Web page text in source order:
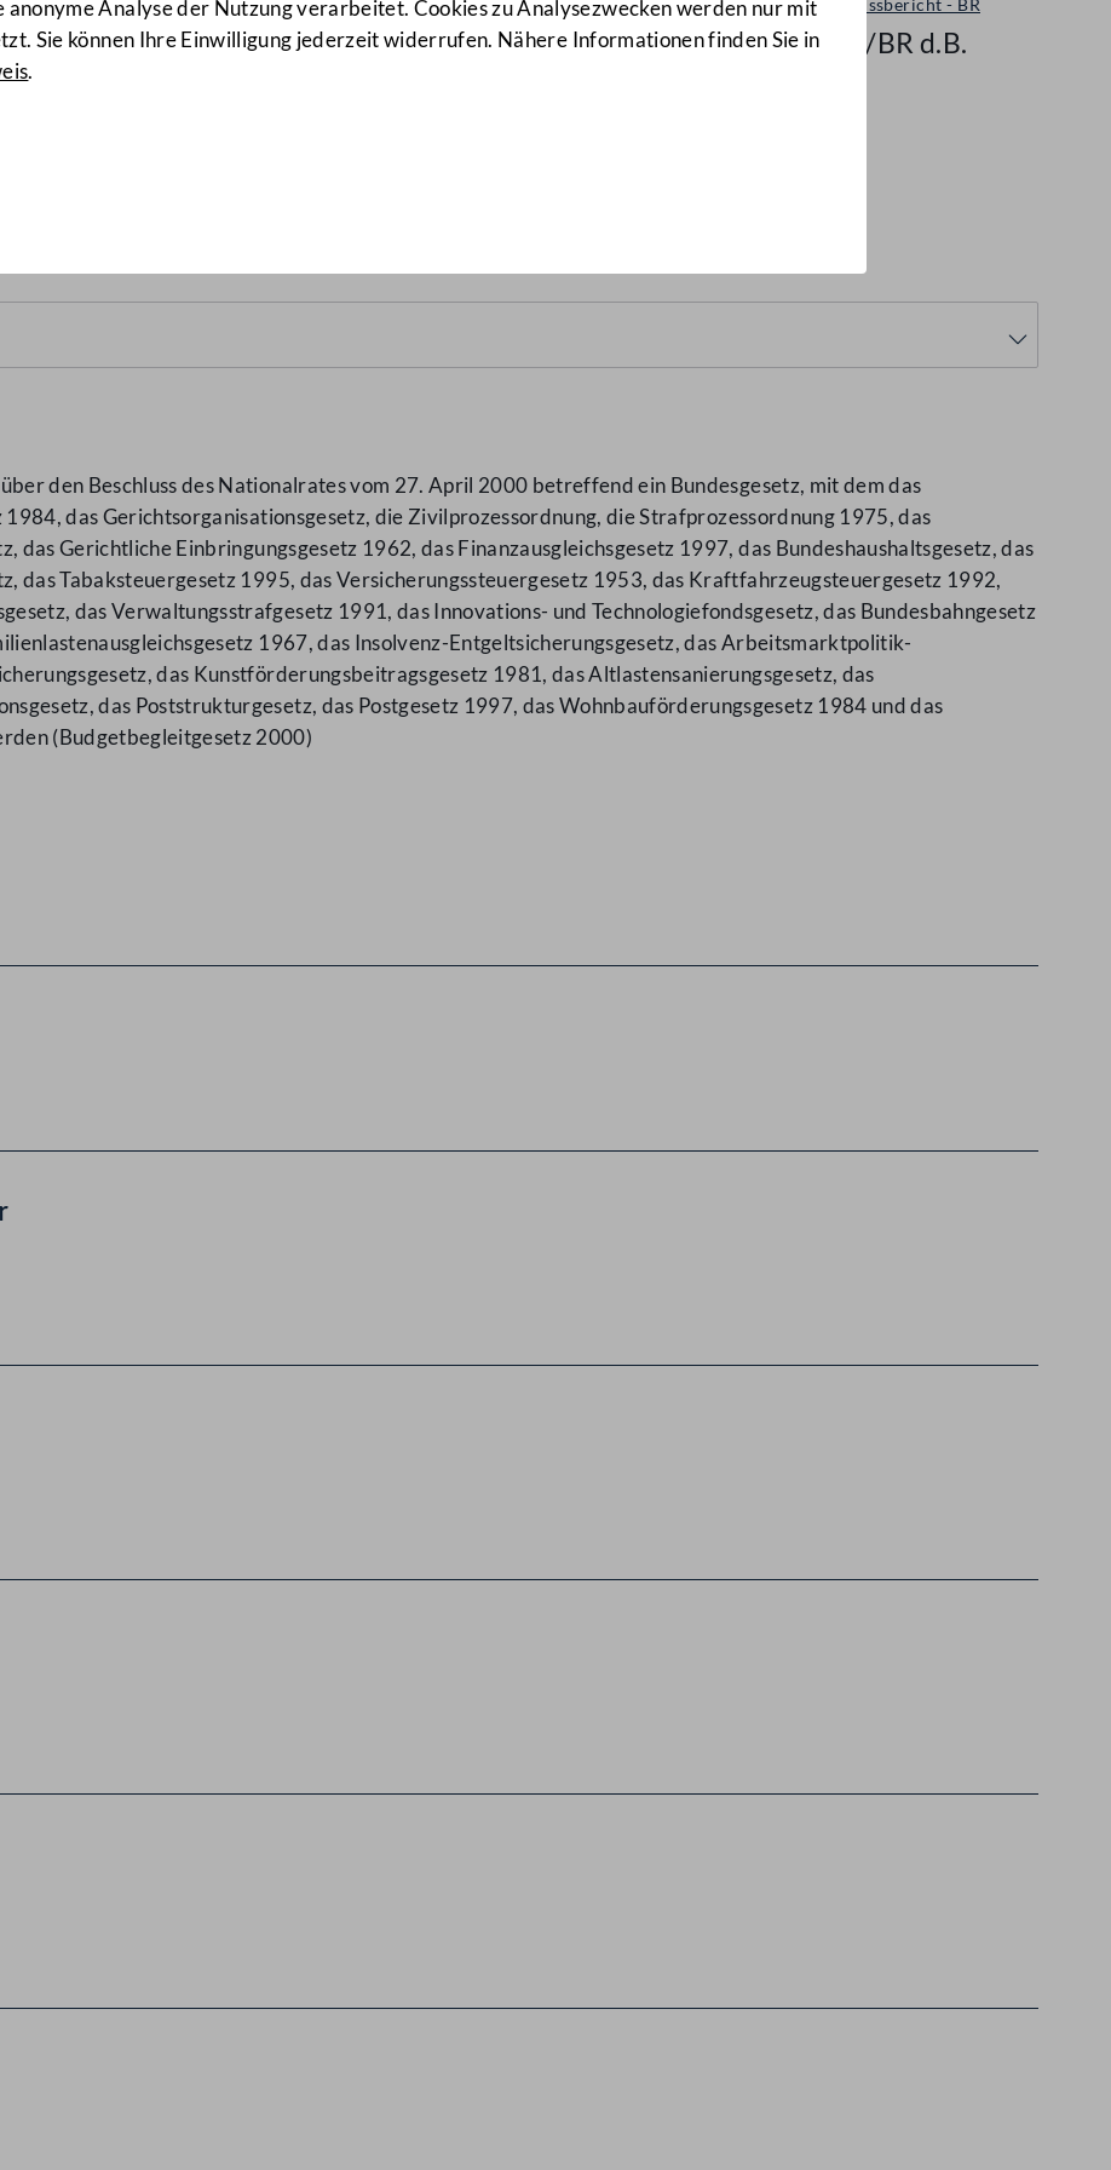
Analyse der Nutzung verarbeitet. Cookies zu Analysezwecken werden nur mit
Sie können Ihre Einwilligung jederzeit widerrufen. Nähere Informationen finden Sie in
.
Ausschussbericht - BR
6098/BR d.B.
den Beschluss des Nationalrates vom 27. April 2000 betreffend ein Bundesgesetz, mit dem das
das Gerichtsorganisationsgesetz, die Zivilprozessordnung, die Strafprozessordnung 1975, das
das Gerichtliche Einbringungsgesetz 1962, das Finanzausgleichsgesetz 1997, das Bundeshaushaltsgesetz, das
das Tabaksteuergesetz 1995, das Versicherungssteuergesetz 1953, das Kraftfahrzeugsteuergesetz 1992,
das Verwaltungsstrafgesetz 1991, das Innovations- und Technologiefondsgesetz, das Bundesbahngesetz
1967, das Insolvenz-Entgeltsicherungsgesetz, das Arbeitsmarktpolitik-
das Kunstförderungsbeitragsgesetz 1981, das Altlastensanierungsgesetz, das
das Poststrukturgesetz, das Postgesetz 1997, das Wohnbauförderungsgesetz 1984 und das
(Budgetbegleitgesetz 2000)